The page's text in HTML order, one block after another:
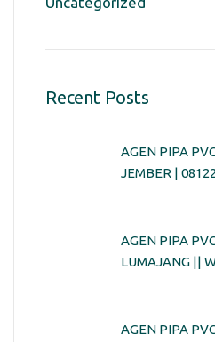
Recent Posts
AGEN PIPA
JEMBER |
AGEN PIPA
LUMAJANG ||
AGEN PIPA